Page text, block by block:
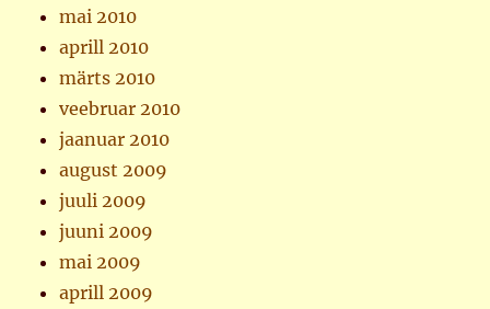
mai 2010
aprill 2010
märts 2010
veebruar 2010
jaanuar 2010
august 2009
juuli 2009
juuni 2009
mai 2009
aprill 2009